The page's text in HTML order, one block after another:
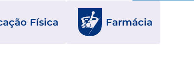
Física Farmácia